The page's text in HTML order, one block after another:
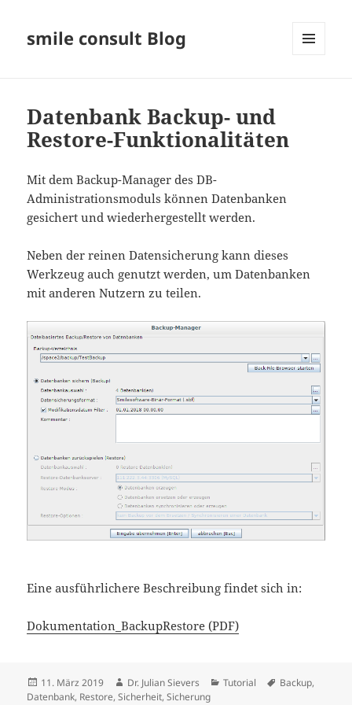
smile consult Blog
Datenbank Backup- und
Restore-Funktionalitäten
Mit dem Backup-Manager des DB-
Administrationsmoduls können Datenbanken
gesichert und wiederhergestellt werden.
Neben der reinen Datensicherung kann dieses
Werkzeug auch genutzt werden, um Datenbanken
mit anderen Nutzern zu teilen.
Eine ausführlichere Beschreibung findet sich in:
Dokumentation_BackupRestore (PDF)
Veröffentlicht
am
11. März 2019 Autor
Dr. Julian Sievers Kategorien
Tutorial Schlagwörter
Backup,
Datenbank, Restore,Sicherheit,Sicherung